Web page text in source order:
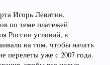
Игорь Левитин,
по теме платежей
России условий, в
на том, чтобы начать
перелеты уже с 2007 года.